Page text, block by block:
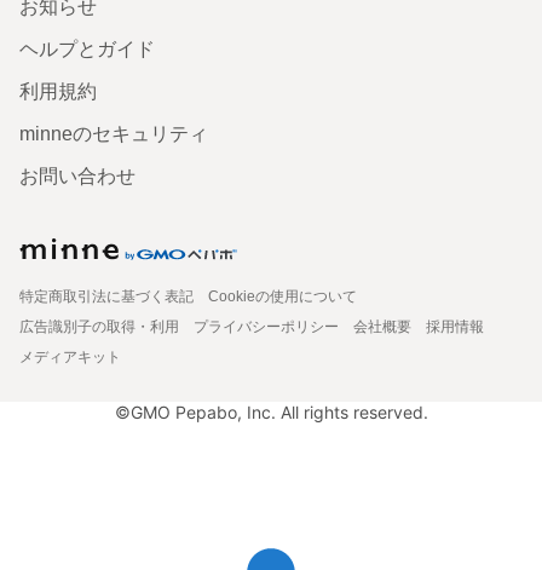
お知らせ
ヘルプとガイド
利用規約
minneのセキュリティ
お問い合わせ
特定商取引法に基づく表記
Cookieの使用について
広告識別子の取得・利用
プライバシーポリシー 会社概要
採用情報
メディアキット
©GMO Pepabo, Inc. All rights reserved.